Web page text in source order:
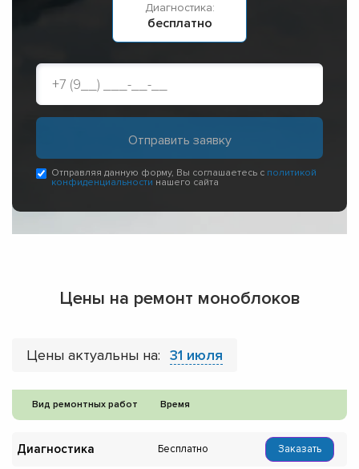
Диагностика:
бесплатно
Отправляя данную форму, Вы соглашаетесь с политикой
конфиденциальности нашего сайта
Цены на ремонт моноблоков
Цены актуальны на: 31 июля
Вид ремонтных работ Время
Диагностика Бесплатно Заказать